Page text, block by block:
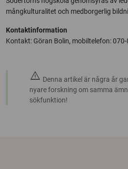
mångkulturalitet och medborgerlig
Kontaktinformation
Kontakt: Göran Bolin, mobiltelefon: 070-
warning Denna artikel är några år
nyare forskning om samma
sökfunktion!